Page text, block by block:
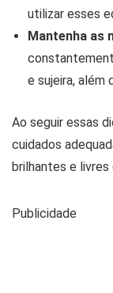
utilizar esses
Mantenha as
e sujeira, além
Ao seguir essas
cuidados
brilhantes e livres
Publicidade